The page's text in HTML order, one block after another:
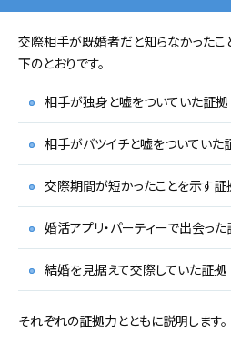
交際相手が既婚者だと知らなかったこ
下のとおりです。
相手が独身と嘘をついていた証拠
相手がバツイチと嘘をついていた
交際期間が短かったことを示す証
婚活アプリ・パーティーで出会っ
結婚を見据えて交際していた証拠
それぞれの証拠力とともに説明します。